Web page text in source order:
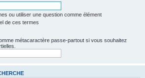
ou utiliser une question comme élément
de ces termes
métacaractère passe-partout si vous souhaitez